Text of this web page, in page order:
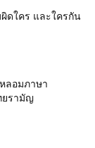
ดใคร และใครกัน
ลอมภาษา
รามัญ